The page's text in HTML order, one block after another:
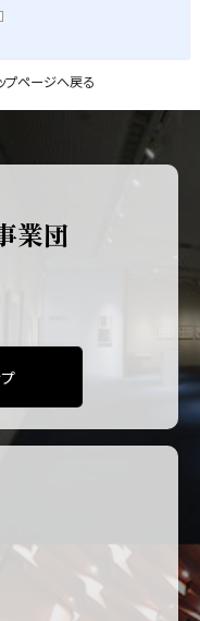
プページへ戻る
業団